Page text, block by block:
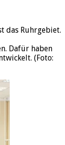
das Ruhrgebiet.
Dafür haben
(Foto: